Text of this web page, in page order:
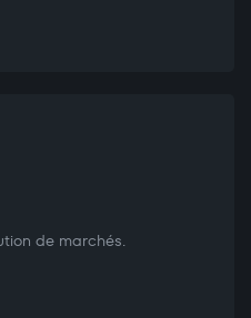
de marchés.